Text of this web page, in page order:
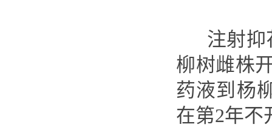
注射抑
柳树雌株
药液到杨
在第2年不